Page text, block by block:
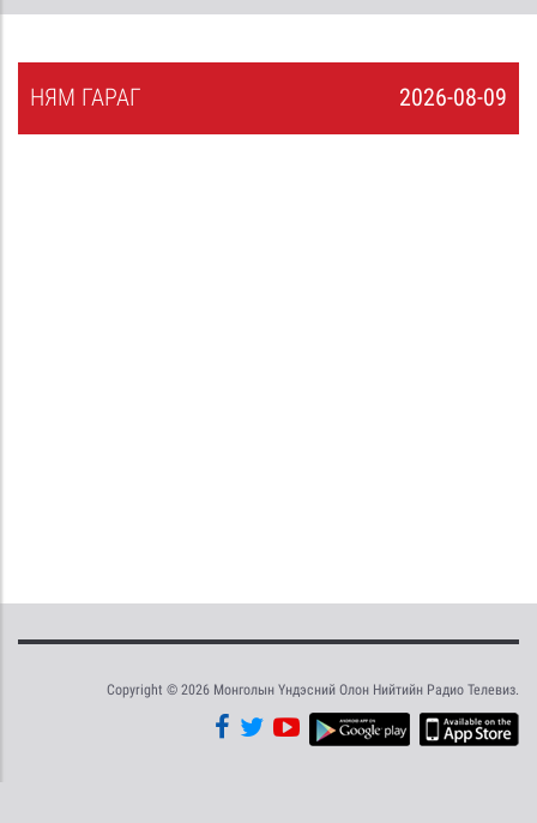
2026-08-09
НЯМ ГАРАГ
Copyright © 2026 Монголын Үндэсний Олон Нийтийн Радио Телевиз.